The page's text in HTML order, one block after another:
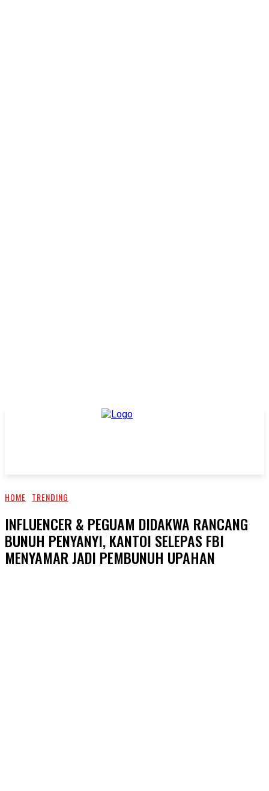
HOME TRENDING
INFLUENCER & PEGUAM DIDAKWA RANCANG
BUNUH PENYANYI, KANTOI SELEPAS FBI
MENYAMAR JADI PEMBUNUH UPAHAN